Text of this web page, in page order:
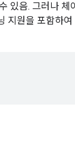
있음. 그러나 체
지원을 포함하